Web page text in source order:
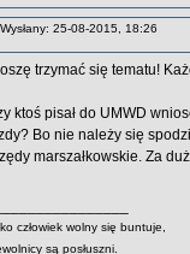
Wysłany: 25-08-2015, 18:26
trzymać się tematu!
ktoś pisał do UMWD
Bo nie należy się
marszałkowskie. Za
człowiek wolny się buntuje,
są posłuszni.